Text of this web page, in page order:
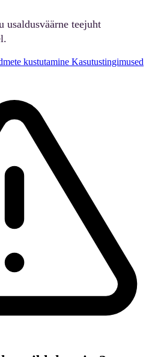
usaldusväärne teejuht
kustutamine Kasutustingimused